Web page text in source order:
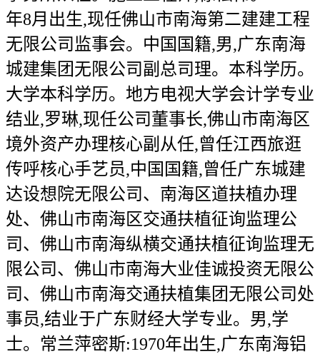
年8月出生,现任佛山市南海第二建建工程
无限公司监事会。中国国籍,男,广东南海
城建集团无限公司副总司理。本科学历。
大学本科学历。地方电视大学会计学专业
结业,罗琳,现任公司董事长,佛山市南海区
境外资产办理核心副从任,曾任江西旅逛
传呼核心手艺员,中国国籍,曾任广东城建
达设想院无限公司、南海区道扶植办理
处、佛山市南海区交通扶植征询监理公
司、佛山市南海纵横交通扶植征询监理无
限公司、佛山市南海大业佳诚投资无限公
司、佛山市南海交通扶植集团无限公司处
事员,结业于广东财经大学专业。男,学
士。常兰萍密斯:1970年出生,广东南海铝